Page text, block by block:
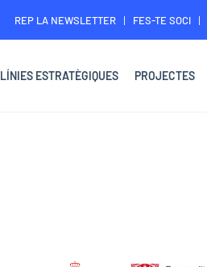
REP LA NEWSLETTER FES-TE SOCI
LÍNIES ESTRATÈGIQUES PROJECTES